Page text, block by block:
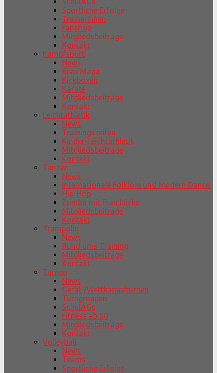
Sportliche Erfolge
TrainerInnen
Fanshop
Mitgliedsbeiträge
Kontakt
Kampfsport
News
Krav Maga
Kickboxen
Karate
Mitgliedsbeiträge
Kontakt
Leichtathletik
News
Trainingszeiten
Kinder-Leichtathletik
Mitgliedsbeiträge
Kontakt
Tanzen
News
Internationale Folklore und Modern Dance
Hip-Hop
Zumba mit Frau Lücke
Mitgliedsbeiträge
Kontakt
Trampolin
News
Rund ums Training
Mitgliedsbeiträge
Kontakt
Turnen
News
Gerät-/Wettkampfturnen
Turngruppen
SchulAGs
Fitness ab 50
Mitgliedsbeiträge
Kontakt
Volleyball
News
Teams
Sportliche Erfolge